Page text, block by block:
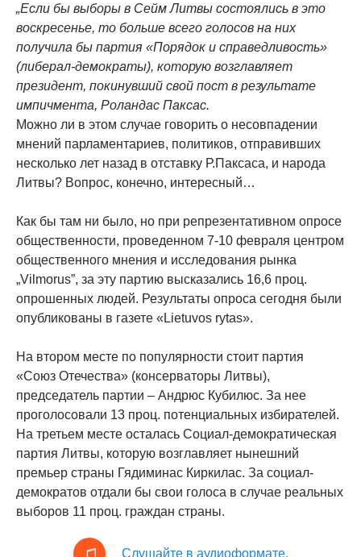
„Если бы выборы в Сейм Литвы состоялись в это
воскресенье, то больше всего голосов на них
получила бы партия «Порядок и справедливость»
(либерал-демократы), которую возглавляет
президент, покинувший свой пост в результате
импичмента, Роландас Паксас.
Можно ли в этом случае говорить о несовпадении
мнений парламентариев, политиков, отправивших
несколько лет назад в отставку Р.Паксаса, и народа
Литвы? Вопрос, конечно, интересный…
Как бы там ни было, но при репрезентативном опросе
общественности, проведенном 7-10 февраля центром
общественного мнения и исследования рынка
„Vilmorus”, за эту партию высказались 16,6 проц.
опрошенных людей. Результаты опроса сегодня были
опубликованы в газете «Lietuvos rytas».
На втором месте по популярности стоит партия
«Союз Отечества» (консерваторы Литвы),
председатель партии – Андрюс Кубилюс. За нее
проголосовали 13 проц. потенциальных избирателей.
На третьем месте осталась Социал-демократическая
партия Литвы, которую возглавляет нынешний
премьер страны Гядиминас Киркилас. За социал-
демократов отдали бы свои голоса в случае реальных
выборов 11 проц. граждан страны.
Слушайте в аудиоформате.